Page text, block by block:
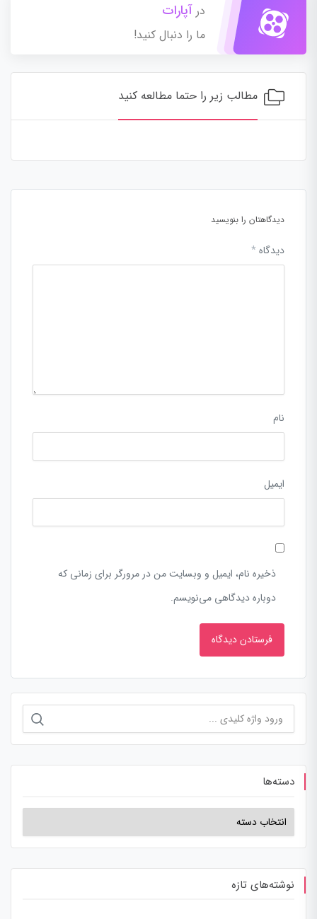
در آپارات
ما را دنبال کنید!
مطالب زیر را حتما مطالعه کنید
دیدگاهتان را بنویسید
دیدگاه *
نام
ایمیل
ذخیره نام، ایمیل و وبسایت من در مرورگر برای زمانی که
دوباره دیدگاهی می‌نویسم.
دسته‌ها
نوشته‌های تازه